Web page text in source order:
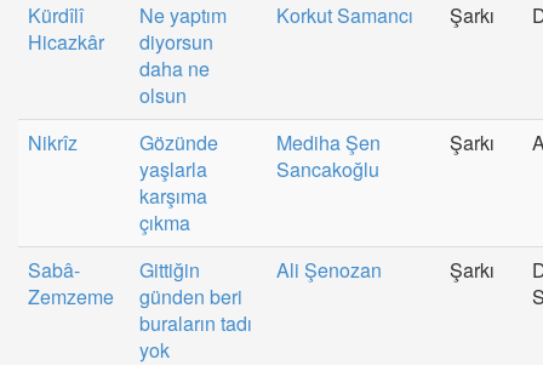
Kürdîlî
Hicazkâr
Ne yaptım
diyorsun
daha ne
olsun
Korkut Samancı Şarkı
Nikrîz
Gözünde
yaşlarla
karşıma
çıkma
Mediha Şen
Sancakoğlu
Şarkı
Sabâ-
Zemzeme
Gittiğin
günden beri
buraların tadı
yok
Ali Şenozan Şarkı